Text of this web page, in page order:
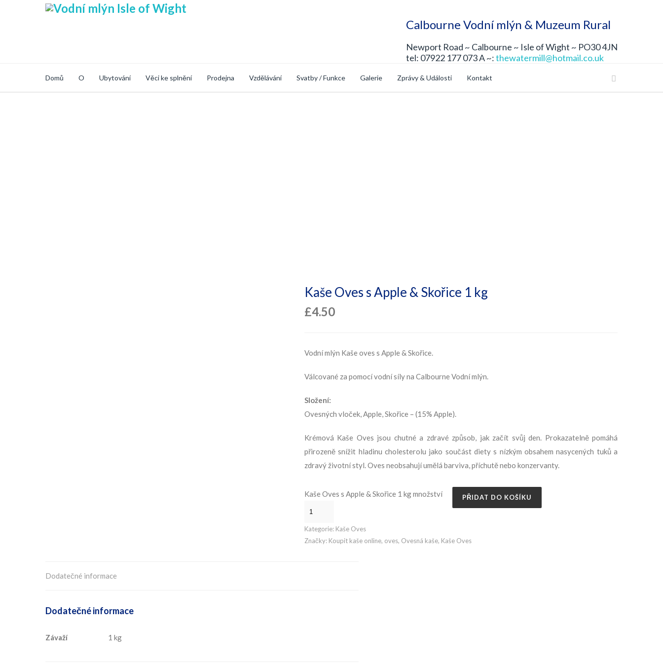
Calbourne Vodní mlýn & Muzeum Rural
Newport Road ~ Calbourne ~ Isle of Wight ~ PO30 4JN
tel: 07922 177 073 A ~:thewatermill@hotmail.co.uk
Domů O Ubytování Věci ke splnění Prodejna Vzdělávání Svatby / Funkce Galerie Zprávy & Události Kontakt
Kaše Oves s Apple & Skořice 1 kg
£4.50
Vodní mlýn Kaše oves s Apple & Skořice.
Válcované za pomocí vodní síly na Calbourne Vodní mlýn.
Složení:
Ovesných vloček, Apple, Skořice – (15% Apple).
Krémová Kaše Oves jsou chutné a zdravé způsob, jak začít svůj den. Prokazatelně pomáhá
přirozeně snížit hladinu cholesterolu jako součást diety s nízkým obsahem nasycených tuků a
zdravý životní styl. Oves neobsahují umělá barviva, příchutě nebo konzervanty.
Kaše Oves s Apple & Skořice 1 kg množství PŘIDAT DO KOŠÍKU
Kategorie: Kaše Oves
Značky: Koupit kaše online, oves, Ovesná kaše, Kaše Oves
Dodatečné informace
Dodatečné informace
Závaží 1 kg